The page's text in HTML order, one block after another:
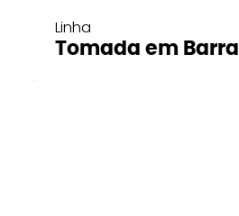
Linha
Tomada em Barra